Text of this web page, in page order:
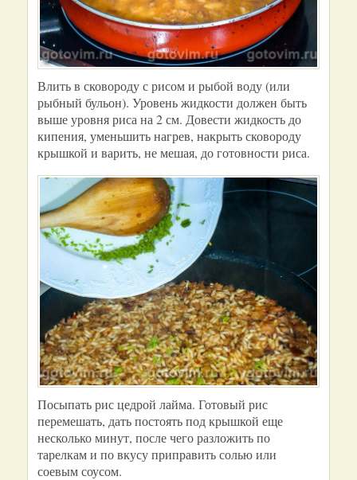
Влить в сковороду с рисом и рыбой воду (или
рыбный бульон). Уровень жидкости должен быть
выше уровня риса на 2 см. Довести жидкость до
кипения, уменьшить нагрев, накрыть сковороду
крышкой и варить, не мешая, до готовности риса.
Посыпать рис цедрой лайма. Готовый рис
перемешать, дать постоять под крышкой еще
несколько минут, после чего разложить по
тарелкам и по вкусу приправить солью или
соевым соусом.